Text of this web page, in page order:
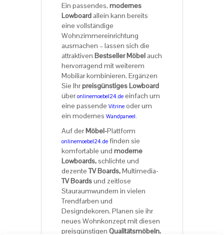
Ein passendes, modernes
Lowboardallein kann bereits
eine vollständige
Wohnzimmereinrichtung
ausmachen – lassen sich die
attraktiven Bestseller Möbelauch
hervorragend mit weiterem
Mobiliar kombinieren. Ergänzen
Sie Ihrpreisgünstiges Lowboard
über onlinemoebel24.de einfach um
eine passende Vitrine oder um
ein modernes Wandpaneel.
Auf derMöbel-Plattform
onlinemoebel24.de finden sie
komfortable und moderne
Lowboards,schlichte und
dezenteTV Boards,Multimedia-
TV Boardsund zeitlose
Stauraumwundern in vielen
Trendfarben und
Designdekoren. Planen sie ihr
neues Wohnkonzept mit diesen
preisgünstigen Qualitätsmöbeln.